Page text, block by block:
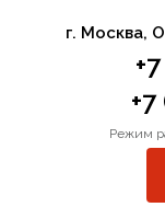
г. Москва,
Режим